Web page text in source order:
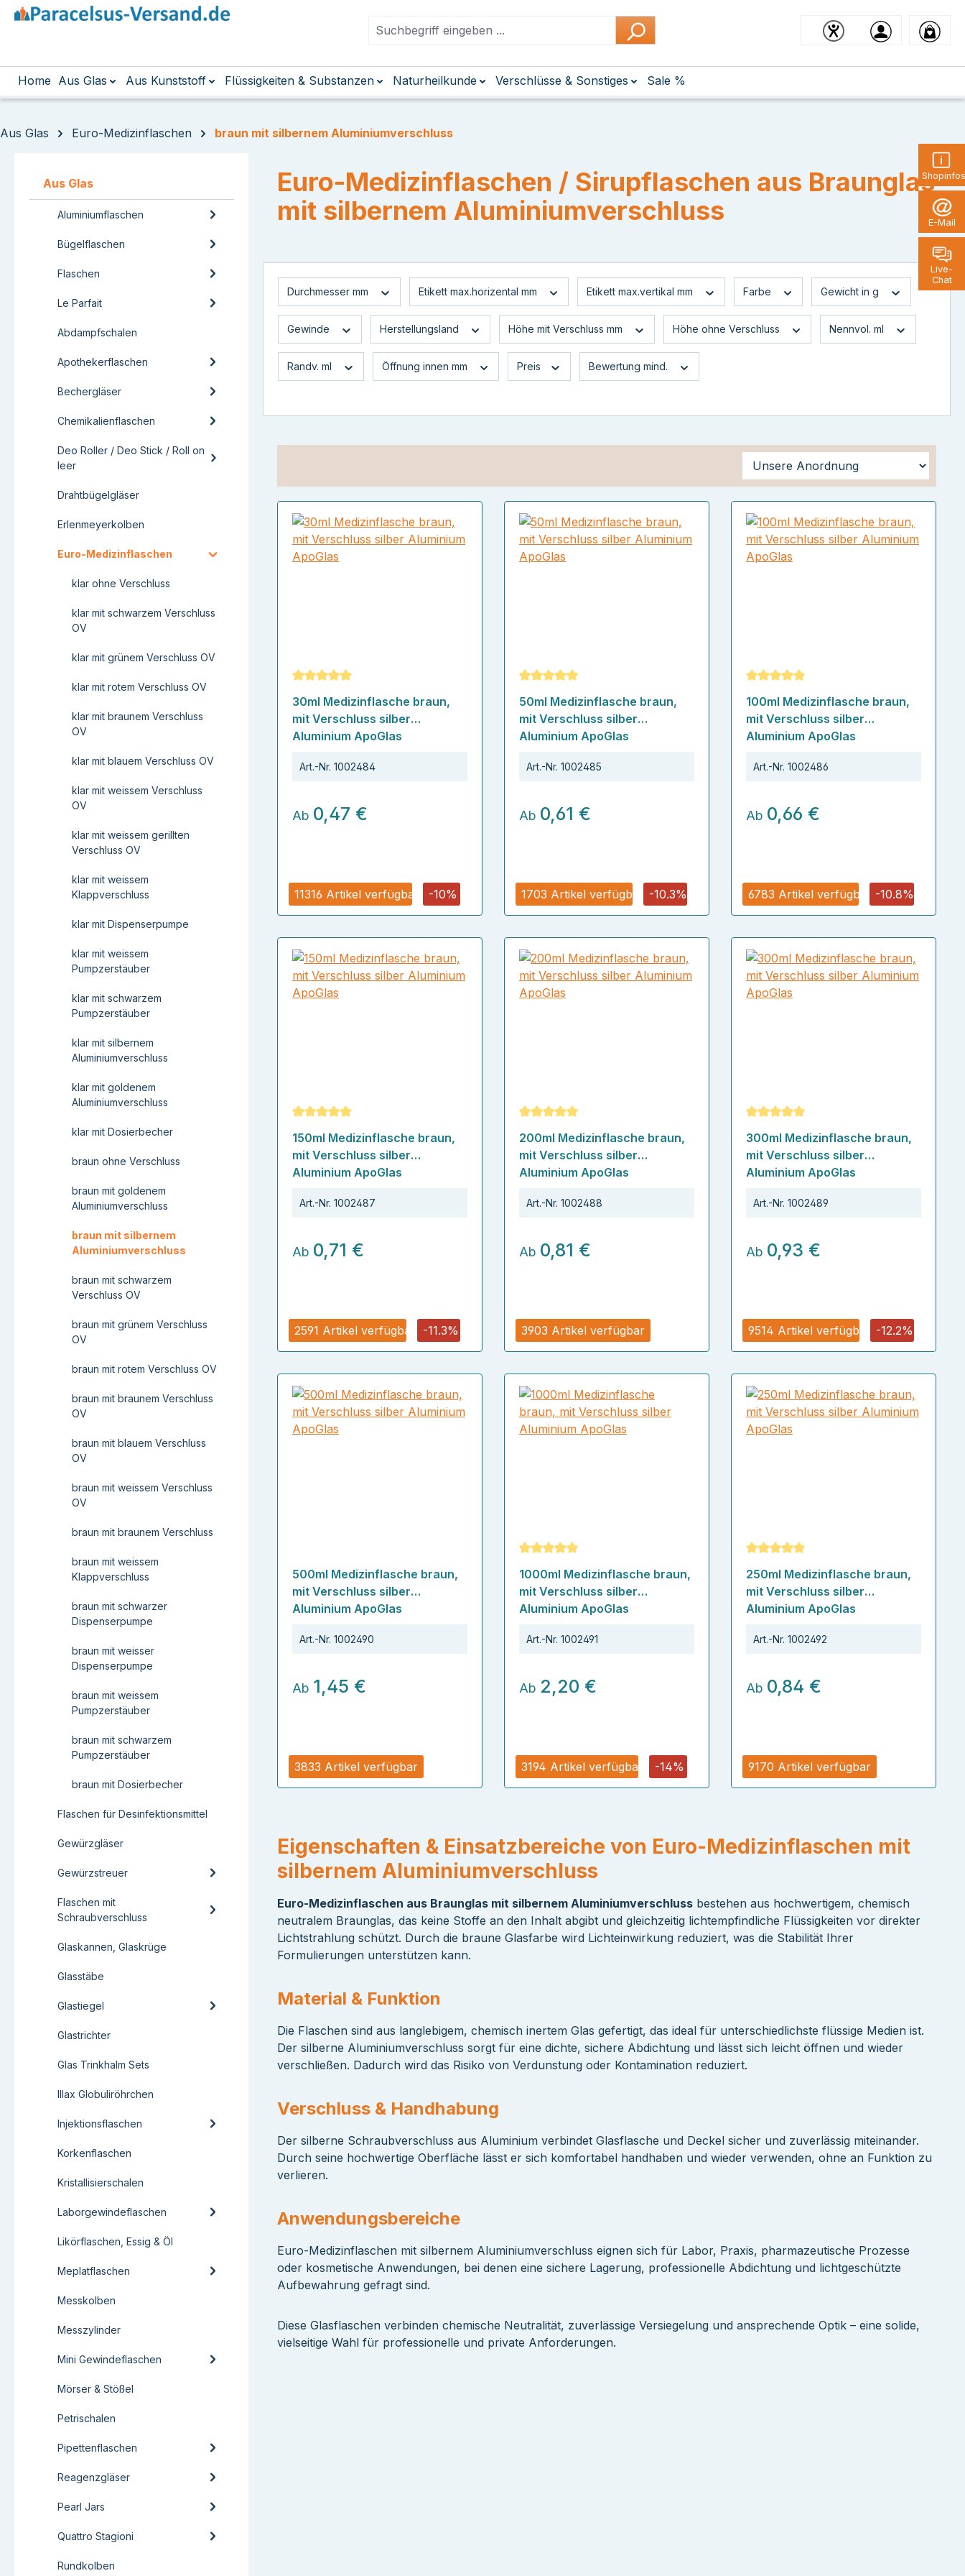
Hauptinhalt springen
Zur Suche springen
Zur Hauptnavigation springen
E-Mail
Live-
Chat
Home Aus Glas Aus Kunststoff Flüssigkeiten & Substanzen Naturheilkunde Verschlüsse & Sonstiges Sale %
Aus Glas Euro-Medizinflaschen braun mit silbernem Aluminiumverschluss
Aus Glas
Aluminiumflaschen
Bügelflaschen
Flaschen
Le Parfait
Abdampfschalen
Apothekerflaschen
Bechergläser
Chemikalienflaschen
Deo Roller / Deo Stick / Roll on
leer
Drahtbügelgläser
Erlenmeyerkolben
Euro-Medizinflaschen
klar ohne Verschluss
klar mit schwarzem Verschluss
OV
klar mit grünem Verschluss OV
klar mit rotem Verschluss OV
klar mit braunem Verschluss
OV
klar mit blauem Verschluss OV
klar mit weissem Verschluss
OV
klar mit weissem gerillten
Verschluss OV
klar mit weissem
Klappverschluss
klar mit Dispenserpumpe
klar mit weissem
Pumpzerstäuber
klar mit schwarzem
Pumpzerstäuber
klar mit silbernem
Aluminiumverschluss
klar mit goldenem
Aluminiumverschluss
klar mit Dosierbecher
braun ohne Verschluss
braun mit goldenem
Aluminiumverschluss
braun mit silbernem
Aluminiumverschluss
braun mit schwarzem
Verschluss OV
braun mit grünem Verschluss
OV
braun mit rotem Verschluss OV
braun mit braunem Verschluss
OV
braun mit blauem Verschluss
OV
braun mit weissem Verschluss
OV
braun mit braunem Verschluss
braun mit weissem
Klappverschluss
braun mit schwarzer
Dispenserpumpe
braun mit weisser
Dispenserpumpe
braun mit weissem
Pumpzerstäuber
braun mit schwarzem
Pumpzerstäuber
braun mit Dosierbecher
Flaschen für Desinfektionsmittel
Gewürzgläser
Gewürzstreuer
Flaschen mit
Schraubverschluss
Glaskannen, Glaskrüge
Glasstäbe
Glastiegel
Glastrichter
Glas Trinkhalm Sets
Illax Globuliröhrchen
Injektionsflaschen
Korkenflaschen
Kristallisierschalen
Laborgewindeflaschen
Likörflaschen, Essig & Öl
Meplatflaschen
Messkolben
Messzylinder
Mini Gewindeflaschen
Mörser & Stößel
Petrischalen
Pipettenflaschen
Reagenzgläser
Pearl Jars
Quattro Stagioni
Rundkolben
Euro-Medizinflaschen / Sirupflaschen aus Braunglas
mit silbernem Aluminiumverschluss
Durchmesser mm Etikett max.horizental mm Etikett max.vertikal mm Farbe Gewicht in g
Gewinde Herstellungsland Höhe mit Verschluss mm Höhe ohne Verschluss Nennvol. ml
Randv. ml Öffnung innen mm Preis Bewertung mind.
11316 Artikel verfügbar -10%
Durchschnittliche Bewertung von 5 von 5 Sternen
30ml Medizinflasche braun,
mit Verschluss silber
Aluminium ApoGlas
Art.-Nr. 1002484
Ab 0,47 €
1703 Artikel verfügbar -10.3%
Durchschnittliche Bewertung von 5 von 5 Sternen
50ml Medizinflasche braun,
mit Verschluss silber
Aluminium ApoGlas
Art.-Nr. 1002485
Ab 0,61 €
6783 Artikel verfügbar -10.8%
Durchschnittliche Bewertung von 5
100ml Medizinflasche braun,
mit Verschluss silber
Aluminium ApoGlas
Art.-Nr. 1002486
Ab 0,66 €
2591 Artikel verfügbar -11.3%
Durchschnittliche Bewertung von 5 von 5 Sternen
150ml Medizinflasche braun,
mit Verschluss silber
Aluminium ApoGlas
Art.-Nr. 1002487
Ab 0,71 €
3903 Artikel verfügbar
Durchschnittliche Bewertung von 5 von 5 Sternen
200ml Medizinflasche braun,
mit Verschluss silber
Aluminium ApoGlas
Art.-Nr. 1002488
Ab 0,81 €
9514 Artikel verfügbar -12.2%
Durchschnittliche Bewertung von 5
300ml Medizinflasche braun,
mit Verschluss silber
Aluminium ApoGlas
Art.-Nr. 1002489
Ab 0,93 €
3833 Artikel verfügbar
500ml Medizinflasche braun,
mit Verschluss silber
Aluminium ApoGlas
Art.-Nr. 1002490
Ab 1,45 €
3194 Artikel verfügbar -14%
Durchschnittliche Bewertung von 5 von 5 Sternen
1000ml Medizinflasche braun,
mit Verschluss silber
Aluminium ApoGlas
Art.-Nr. 1002491
Ab 2,20 €
9170 Artikel verfügbar
Durchschnittliche Bewertung von 5
250ml Medizinflasche braun,
mit Verschluss silber
Aluminium ApoGlas
Art.-Nr. 1002492
Ab 0,84 €
Eigenschaften & Einsatzbereiche von Euro-Medizinflaschen mit
silbernem Aluminiumverschluss
Euro-Medizinflaschen aus Braunglas mit silbernem Aluminiumverschluss bestehen aus hochwertigem, chemisch
neutralem Braunglas, das keine Stoffe an den Inhalt abgibt und gleichzeitig lichtempfindliche Flüssigkeiten vor direkter
Lichtstrahlung schützt. Durch die braune Glasfarbe wird Lichteinwirkung reduziert, was die Stabilität Ihrer
Formulierungen unterstützen kann.
Material & Funktion
Die Flaschen sind aus langlebigem, chemisch inertem Glas gefertigt, das ideal für unterschiedlichste flüssige Medien ist.
Der silberne Aluminiumverschluss sorgt für eine dichte, sichere Abdichtung und lässt sich leicht öffnen und wieder
verschließen. Dadurch wird das Risiko von Verdunstung oder Kontamination reduziert.
Verschluss & Handhabung
Der silberne Schraubverschluss aus Aluminium verbindet Glasflasche und Deckel sicher und zuverlässig miteinander.
Durch seine hochwertige Oberfläche lässt er sich komfortabel handhaben und wieder verwenden, ohne an Funktion zu
verlieren.
Anwendungsbereiche
Euro-Medizinflaschen mit silbernem Aluminiumverschluss eignen sich für Labor, Praxis, pharmazeutische Prozesse
oder kosmetische Anwendungen, bei denen eine sichere Lagerung, professionelle Abdichtung und lichtgeschützte
Aufbewahrung gefragt sind.
Diese Glasflaschen verbinden chemische Neutralität, zuverlässige Versiegelung und ansprechende Optik – eine solide,
vielseitige Wahl für professionelle und private Anforderungen.